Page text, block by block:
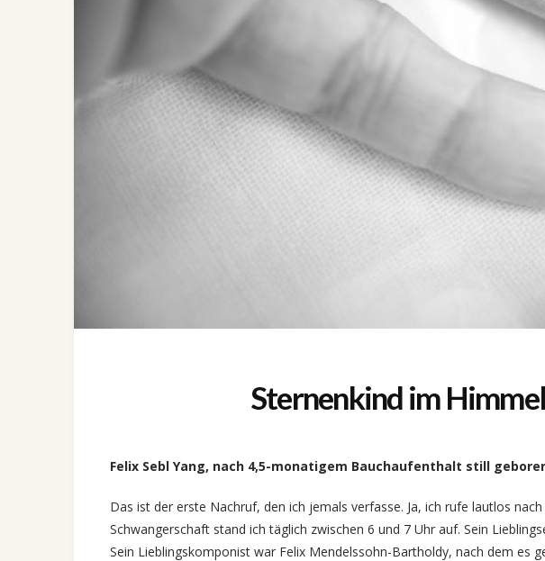
Sternenkind im
Felix Sebl Yang, nach 4,5-monatigem Bauchaufenthalt still
Das ist der erste Nachruf, den ich jemals verfasse. Ja, ich rufe lautlos
Schwangerschaft stand ich täglich zwischen 6 und 7 Uhr auf. Sein
Sein Lieblingskomponist war Felix Mendelssohn-Bartholdy, nach dem es